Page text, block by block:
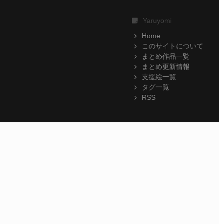
Yaruyomi
Home
このサイトについて
まとめ作品一覧
まとめ更新情報
支援絵一覧
タグ一覧
RSS